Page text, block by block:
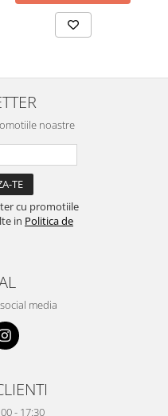
noastre
cu promotiile
in Politica de
media
- 17:30